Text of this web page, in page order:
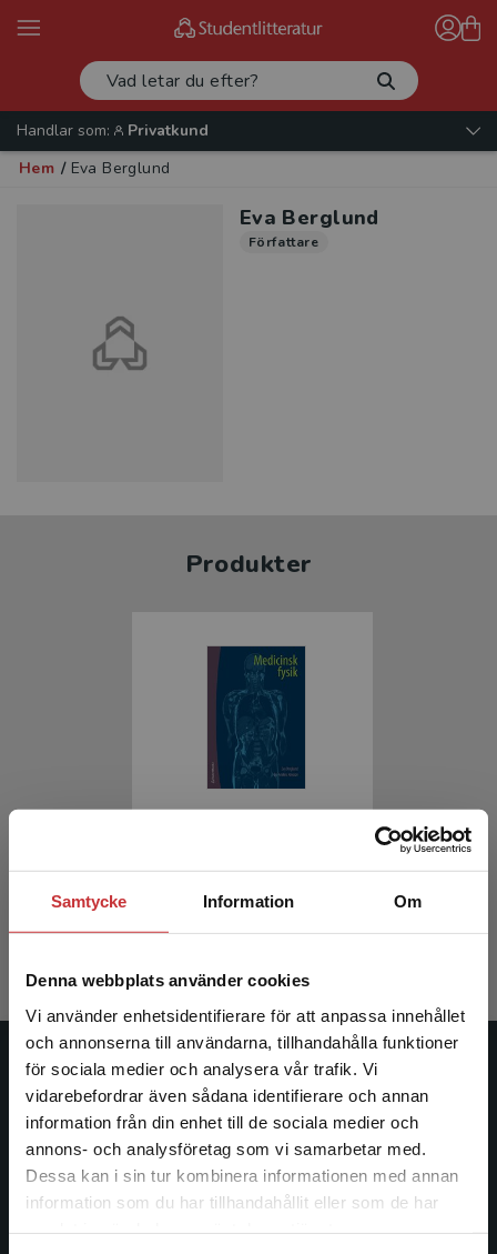
Samtycke Information Om
Denna webbplats använder cookies
Vi använder enhetsidentifierare för att anpassa innehållet
och annonserna till användarna, tillhandahålla funktioner
för sociala medier och analysera vår trafik. Vi
vidarebefordrar även sådana identifierare och annan
information från din enhet till de sociala medier och
annons- och analysföretag som vi samarbetar med.
Dessa kan i sin tur kombinera informationen med annan
information som du har tillhandahållit eller som de har
Begränsad fraktregion
Det verkar som att du besöker
studentlitteratur.se via en enhet utanför Sverige.
Handlar som:
Privatkund
Hem / Eva Berglund
Eva Berglund
Författare
Produkter
Studentlitteratur
Studentlitteratur grundades 1963 och är idag Sveriges
ledande utbildningsförlag. Med läromedel, kurslitteratur,
facklitteratur, utbildningar och digitala
informationstjänster i utbudet, finns Studentlitteratur med
längs hela kunskapsresan.